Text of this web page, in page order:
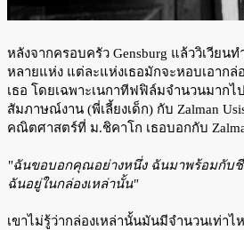
หลังจากครอบครัว Gensburg แล้ววิเวียนท
หลายแห่ง แต่ละแห่งเธอมักจะหอบเอากล่
เธอ โดยเฉพาะเนกาทีฟฟิล์มจำนวนมากไ
สัมภาษณ์งาน (พี่เลี้ยงเด็ก) กับ Zalman
คณิตศาสตร์ที่ ม.ชิคาโก เธอบอกกับ
"ฉันขอบอกคุณอย่างหนึ่ง ฉันมาพร้อมกับ
ฉันอยู่ในกล่องเหล่านั้น"
เขาไม่รู้ว่ากล่องเหล่านั้นมันมีจำนวนเท่าไ